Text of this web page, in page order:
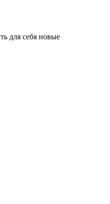
для себя новые